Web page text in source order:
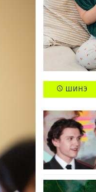
ШИНЭ